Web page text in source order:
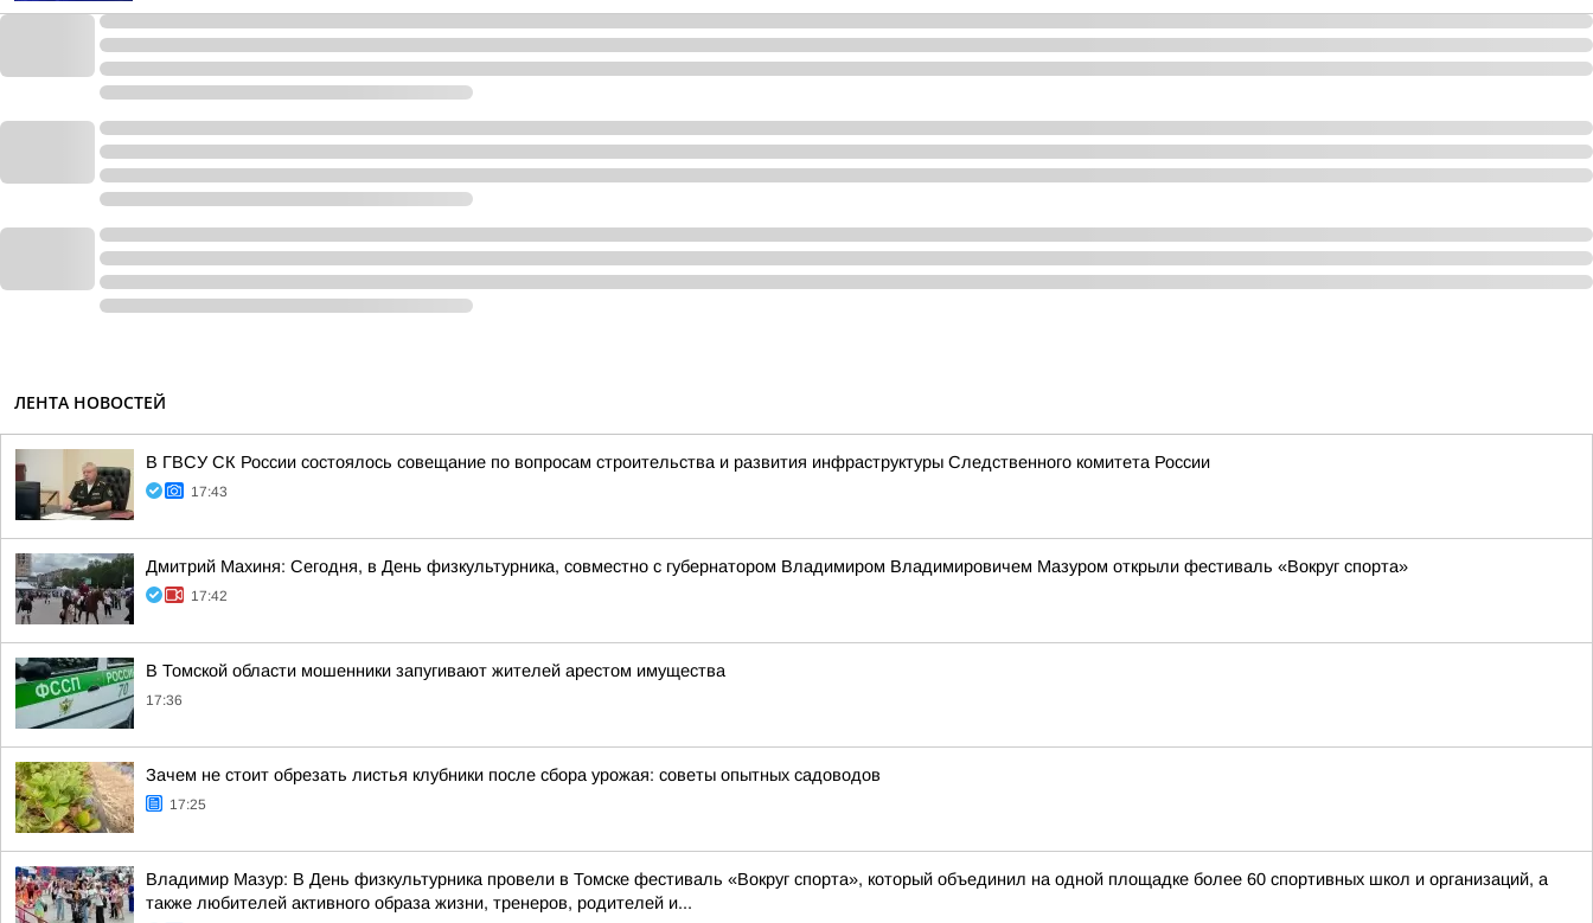
ЛЕНТА НОВОСТЕЙ
В ГВСУ СК России состоялось совещание по вопросам строительства и развития инфраструктуры Следственного комитета России
17:43
Дмитрий Махиня: Сегодня, в День физкультурника, совместно с губернатором Владимиром Владимировичем Мазуром открыли фестиваль «Вокруг спорта»
17:42
В Томской области мошенники запугивают жителей арестом имущества
17:36
Зачем не стоит обрезать листья клубники после сбора урожая: советы опытных садоводов
17:25
Владимир Мазур: В День физкультурника провели в Томске фестиваль «Вокруг спорта», который объединил на одной площадке более 60 спортивных школ и организаций, а
также любителей активного образа жизни, тренеров, родителей и...